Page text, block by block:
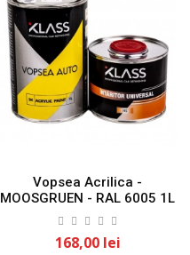
Vopsea Acrilica -
MOOSGRUEN - RAL 6005 1L
KLASS
168,00 lei